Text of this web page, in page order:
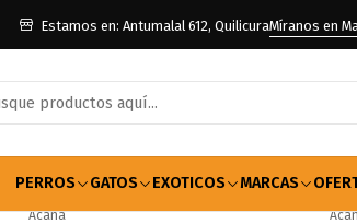
PERROS GATOS EXOTICOS MARCAS
Estamos en: Antumalal 612, QuilicuraMíranos en
Inicio Marcas Acana
Acana
Acana